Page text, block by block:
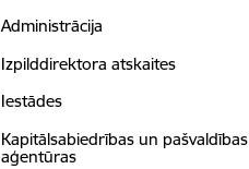
Administrācija
Izpilddirektora atskaites
Iestādes
Kapitālsabiedrības un pašvaldības
aģentūras